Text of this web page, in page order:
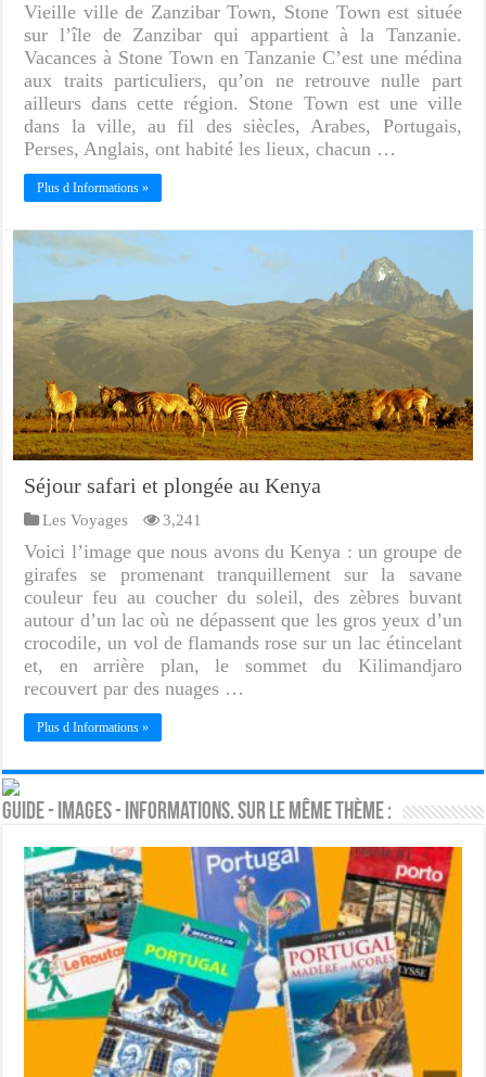
Vieille ville de Zanzibar Town, Stone Town est située
sur l’île de Zanzibar qui appartient à la Tanzanie.
Vacances à Stone Town en Tanzanie C’est une médina
aux traits particuliers, qu’on ne retrouve nulle part
ailleurs dans cette région. Stone Town est une ville
dans la ville, au fil des siècles, Arabes, Portugais,
Perses, Anglais, ont habité les lieux, chacun …
Plus d Informations »
Séjour safari et plongée au Kenya
Les Voyages 3,241
Voici l’image que nous avons du Kenya : un groupe de
girafes se promenant tranquillement sur la savane
couleur feu au coucher du soleil, des zèbres buvant
autour d’un lac où ne dépassent que les gros yeux d’un
crocodile, un vol de flamands rose sur un lac étincelant
et, en arrière plan, le sommet du Kilimandjaro
recouvert par des nuages …
Plus d Informations »
Guide - Images - Informations. Sur le même thème :